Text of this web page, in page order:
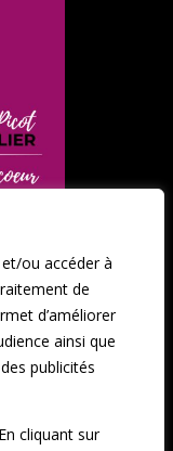
ou accéder à
de
d’améliorer
ainsi que
publicités
cliquant sur